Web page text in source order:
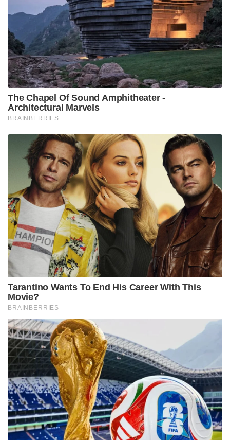
The Chapel Of Sound Amphitheater -
Architectural Marvels
BRAINBERRIES
Tarantino Wants To End His Career With This
Movie?
BRAINBERRIES